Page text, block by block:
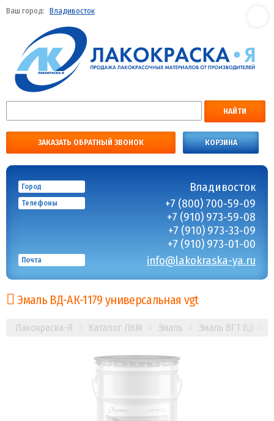
Ваш город: Владивосток
НАЙТИ
ЗАКАЗАТЬ ОБРАТНЫЙ ЗВОНОК КОРЗИНА
Город Владивосток
Телефоны
+7 (800) 700-59-09
+7 (910) 973-59-08
+7 (910) 973-33-09
+7 (910) 973-01-00
Почта info@lakokraska-ya.ru
Эмаль ВД-АК-1179 универсальная vgt
Лакокраска-Я Каталог ЛКМ Эмаль Эмаль ВГТ ВД-АК-